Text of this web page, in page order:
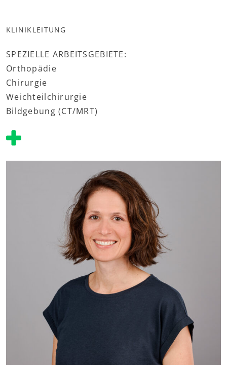
KLINIKLEITUNG
SPEZIELLE ARBEITSGEBIETE:
Orthopädie
Chirurgie
Weichteilchirurgie
Bildgebung (CT/MRT)